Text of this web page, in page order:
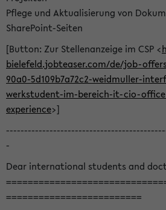
Pflege und Aktualisierung von
SharePoint-Seiten
[Button: Zur Stellenanzeige im CSP <
bielefeld.jobteaser.com/de/job-
90a0-5d109b7a72c2-weidmuller-
werkstudent-im-bereich-it-cio-
experience>]
-
Dear international students and
=========================